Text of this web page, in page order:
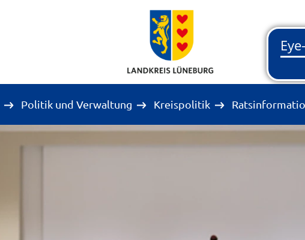
Politik und Verwaltung Kreispolitik